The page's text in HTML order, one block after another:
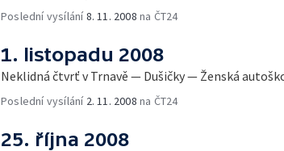
Poslední vysílání8. 11. 2008 na ČT24
1. listopadu 2008
Neklidná čtvrť v Trnavě — Dušičky — Ženská
Poslední vysílání 2. 11. 2008 na ČT24
25. října 2008